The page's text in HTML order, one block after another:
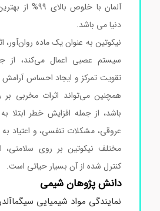
آلمان با خلوص بالای
دنیا می باشد.
نیکوتین به عنوان یک ماده روان‌آور،
سیستم عصبی اعمال می‌کند، از
تقویت تمرکز و ایجاد احساس آرامش یا
همچنین می‌تواند اثرات مخربی بر
باشد، از جمله افزایش خطر ابتلا به
عروقی، مشکلات تنفسی، و اعتیاد به
مختلف نیکوتین بر روی سلامتی،
کنترل شده از آن بسیار حیاتی است.
دانش پژوهان شیمی
نمایندگی مواد شیمیایی